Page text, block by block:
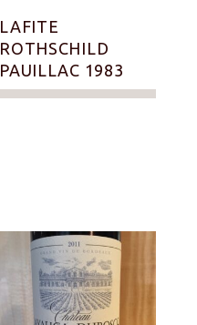
LAFITE
ROTHSCHILD
PAUILLAC 1983